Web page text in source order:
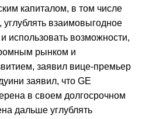
капиталом, в том числе
взаимовыгодное
использовать возможности,
рынком и
заявил вице-премьер
заявил, что GE
в своем долгосрочном
дальше углублять